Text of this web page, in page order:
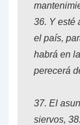
36. Y esté
el país,
habrá en
perecerá
37. El
siervos, 38.